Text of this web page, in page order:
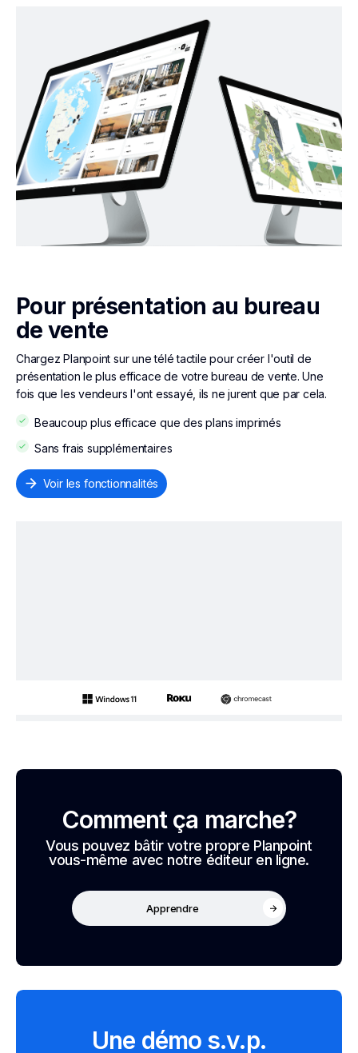
Pour présentation au bureau
de vente
Chargez Planpoint sur une télé tactile pour créer l'outil de
présentation le plus efficace de votre bureau de vente. Une
fois que les vendeurs l'ont essayé, ils ne jurent que par cela.
Beaucoup plus efficace que des plans imprimés
Sans frais supplémentaires
Voir les fonctionnalités
Comment ça marche?
Vous pouvez bâtir votre propre Planpoint
vous-même avec notre éditeur en ligne.
Apprendre
Une démo s.v.p.